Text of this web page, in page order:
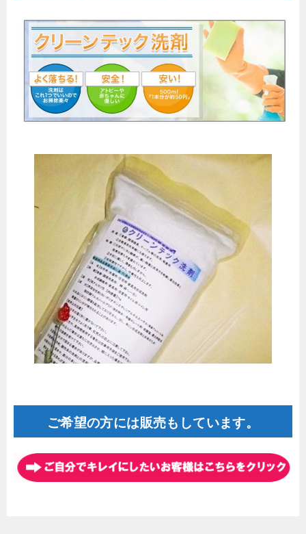
ご希望の方には販売もしています。